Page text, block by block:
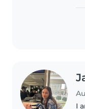
I